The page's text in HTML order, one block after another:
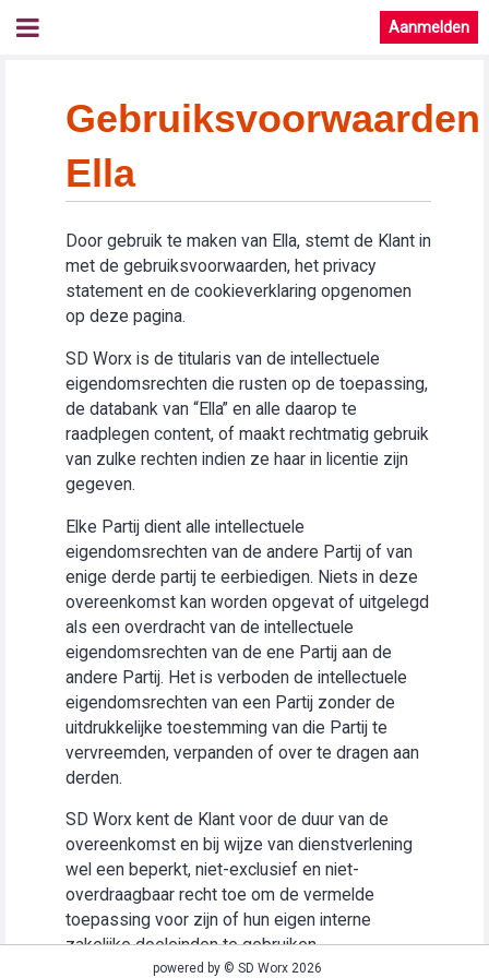
Aanmelden
Gebruiksvoorwaarden
Ella
Door gebruik te maken van Ella, stemt de Klant in
met de gebruiksvoorwaarden, het privacy
statement en de cookieverklaring opgenomen
op deze pagina.
SD Worx is de titularis van de intellectuele
eigendomsrechten die rusten op de toepassing,
de databank van “Ella” en alle daarop te
raadplegen content, of maakt rechtmatig gebruik
van zulke rechten indien ze haar in licentie zijn
gegeven.
Elke Partij dient alle intellectuele
eigendomsrechten van de andere Partij of van
enige derde partij te eerbiedigen. Niets in deze
overeenkomst kan worden opgevat of uitgelegd
als een overdracht van de intellectuele
eigendomsrechten van de ene Partij aan de
andere Partij. Het is verboden de intellectuele
eigendomsrechten van een Partij zonder de
uitdrukkelijke toestemming van die Partij te
vervreemden, verpanden of over te dragen aan
derden.
SD Worx kent de Klant voor de duur van de
overeenkomst en bij wijze van dienstverlening
wel een beperkt, niet-exclusief en niet-
overdraagbaar recht toe om de vermelde
toepassing voor zijn of hun eigen interne
zakelijke doeleinden te gebruiken
(“Gebruiksrecht”).powered by © SD Worx 2026